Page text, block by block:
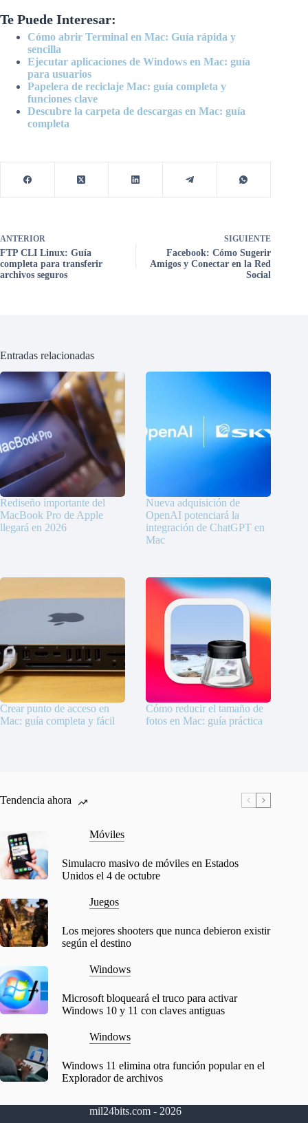
Te Puede Interesar:
Cómo abrir Terminal en Mac: Guía rápida y
sencilla
Ejecutar aplicaciones de Windows en Mac: guía
para usuarios
Papelera de reciclaje Mac: guía completa y
funciones clave
Descubre la carpeta de descargas en Mac: guía
completa
ANTERIOR
FTP CLI Linux: Guía
completa para transferir
archivos seguros
SIGUIENTE
Facebook: Cómo Sugerir
Amigos y Conectar en la Red
Social
Entradas relacionadas
Rediseño importante del
MacBook Pro de Apple
llegará en 2026
Nueva adquisición de
OpenAI potenciará la
integración de ChatGPT en
Mac
Crear punto de acceso en
Mac: guía completa y fácil
Cómo reducir el tamaño de
fotos en Mac: guía práctica
Tendencia ahora
Móviles
Simulacro masivo de móviles en Estados
Unidos el 4 de octubre
Juegos
Los mejores shooters que nunca debieron existir
según el destino
Windows
Microsoft bloqueará el truco para activar
Windows 10 y 11 con claves antiguas
Windows
Windows 11 elimina otra función popular en el
Explorador de archivos
mil24bits.com - 2026